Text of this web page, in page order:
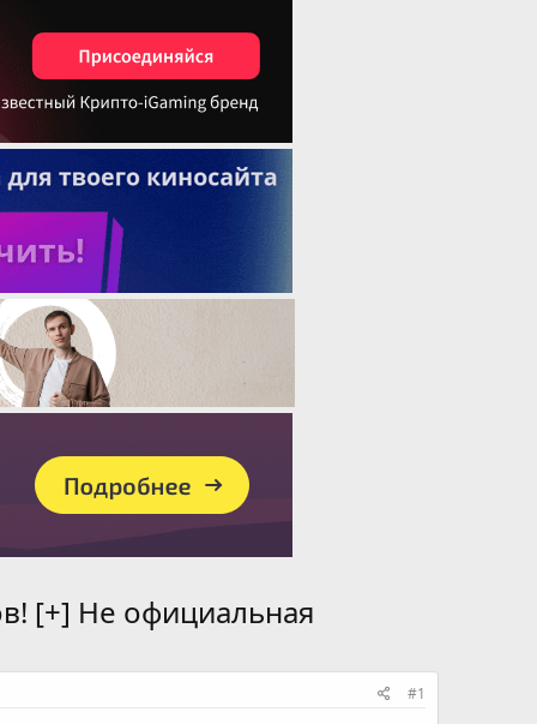
[+] Не официальная
#1